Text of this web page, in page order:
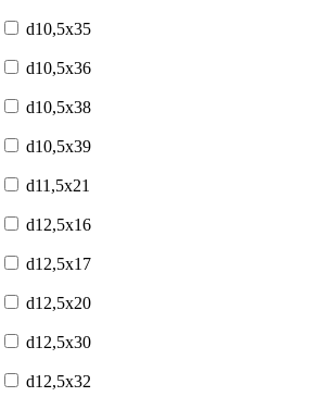
d10,5x35
d10,5x36
d10,5x38
d10,5x39
d11,5x21
d12,5x16
d12,5x17
d12,5x20
d12,5x30
d12,5x32